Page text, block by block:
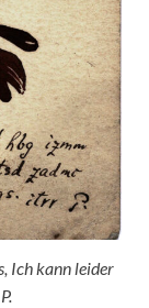
Ich kann leider